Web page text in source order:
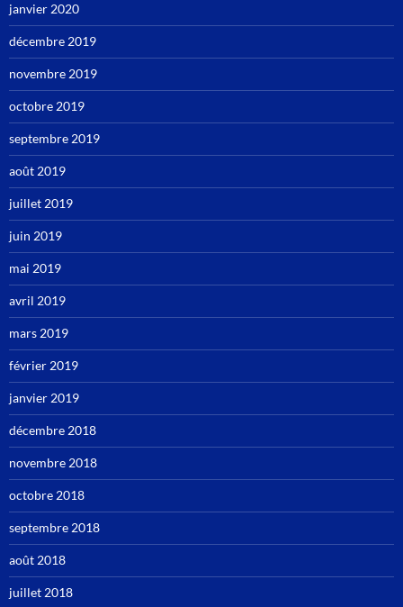
janvier 2020
décembre 2019
novembre 2019
octobre 2019
septembre 2019
août 2019
juillet 2019
juin 2019
mai 2019
avril 2019
mars 2019
février 2019
janvier 2019
décembre 2018
novembre 2018
octobre 2018
septembre 2018
août 2018
juillet 2018